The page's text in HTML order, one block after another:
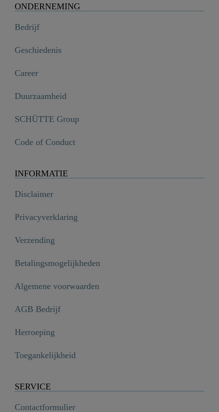
ONDERNEMING
Bedrijf
Geschiedenis
Career
Duurzaamheid
SCHÜTTE Group
Code of Conduct
INFORMATIE
Disclaimer
Privacyverklaring
Verzending
Betalingsmogelijkheden
Algemene voorwaarden
AGB Bedrijf
Herroeping
Toegankelijkheid
SERVICE
Contactformulier